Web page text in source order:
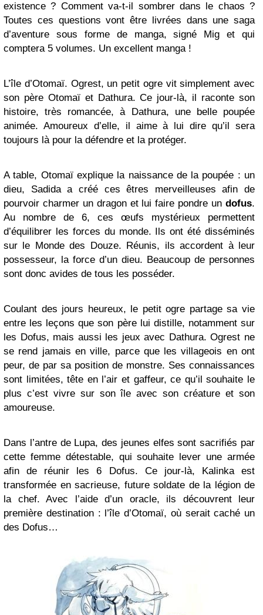
existence ? Comment va-t-il sombrer dans le chaos ?
Toutes ces questions vont être livrées dans une saga
d’aventure sous forme de manga, signé Mig et qui
comptera 5 volumes. Un excellent manga !
L’île d’Otomaï. Ogrest, un petit ogre vit simplement avec
son père Otomaï et Dathura. Ce jour-là, il raconte son
histoire, très romancée, à Dathura, une belle poupée
animée. Amoureux d’elle, il aime à lui dire qu’il sera
toujours là pour la défendre et la protéger.
A table, Otomaï explique la naissance de la poupée : un
dieu, Sadida a créé ces êtres merveilleuses afin de
pourvoir charmer un dragon et lui faire pondre un dofus.
Au nombre de 6, ces œufs mystérieux permettent
d’équilibrer les forces du monde. Ils ont été disséminés
sur le Monde des Douze. Réunis, ils accordent à leur
possesseur, la force d’un dieu. Beaucoup de personnes
sont donc avides de tous les posséder.
Coulant des jours heureux, le petit ogre partage sa vie
entre les leçons que son père lui distille, notamment sur
les Dofus, mais aussi les jeux avec Dathura. Ogrest ne
se rend jamais en ville, parce que les villageois en ont
peur, de par sa position de monstre. Ses connaissances
sont limitées, tête en l’air et gaffeur, ce qu’il souhaite le
plus c’est vivre sur son île avec son créature et son
amoureuse.
Dans l’antre de Lupa, des jeunes elfes sont sacrifiés par
cette femme détestable, qui souhaite lever une armée
afin de réunir les 6 Dofus. Ce jour-là, Kalinka est
transformée en sacrieuse, future soldate de la légion de
la chef. Avec l’aide d’un oracle, ils découvrent leur
première destination : l’île d’Otomaï, où serait caché un
des Dofus…